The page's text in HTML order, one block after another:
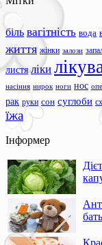
біль вагітність вода
життя жінки залози
листя ліки
насіння нирок ноги нос
рак руки сон суглоби
їжа
Інформер